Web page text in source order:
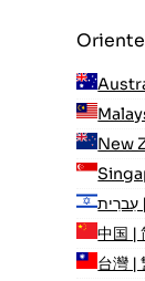
New
עִברִית
中国 |
台灣 |